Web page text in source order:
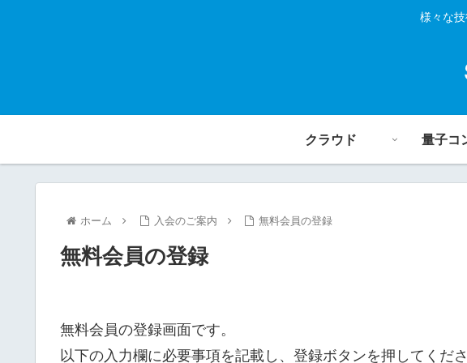
様々な
クラウド 量子コ
ホーム 入会のご案内 無料会員の登録
無料会員の登録
無料会員の登録画面です。
以下の入力欄に必要事項を記載し、登録ボタンを押してくださ